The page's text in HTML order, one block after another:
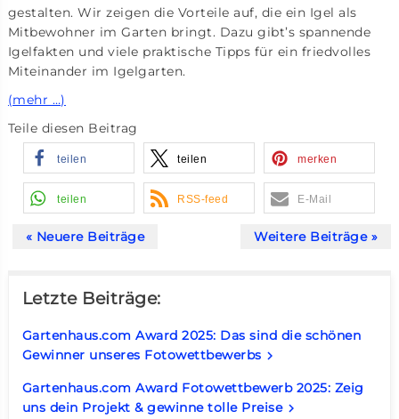
gestalten. Wir zeigen die Vorteile auf, die ein Igel als
Mitbewohner im Garten bringt. Dazu gibt’s spannende
Igelfakten und viele praktische Tipps für ein friedvolles
Miteinander im Igelgarten.
(mehr …)
Teile diesen Beitrag
teilen teilen merken
teilen RSS-feed E-Mail
Weitere Beiträge »
« Neuere Beiträge
Letzte Beiträge:
Gartenhaus.com Award 2025: Das sind die schönen
Gewinner unseres Fotowettbewerbs keyboard_arrow_right
Gartenhaus.com Award Fotowettbewerb 2025: Zeig
uns dein Projekt & gewinne tolle Preisekeyboard_arrow_right